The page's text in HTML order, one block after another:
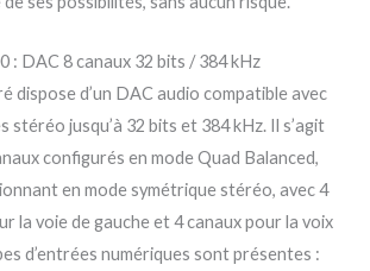
: DAC 8 canaux 32 bits / 384 kHz
dispose d’un DAC audio compatible avec
stéréo jusqu’à 32 bits et 384 kHz. Il s’agit
configurés en mode Quad Balanced,
en mode symétrique stéréo, avec 4
la voie de gauche et 4 canaux pour la voix
d’entrées numériques sont présentes :